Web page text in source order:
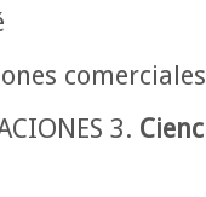
comerciales
3.